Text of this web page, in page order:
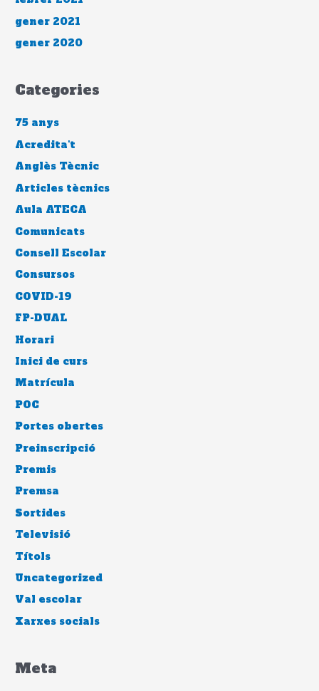
gener 2021
gener 2020
Categories
75 anys
Acredita't
Anglès Tècnic
Articles tècnics
Aula ATECA
Comunicats
Consell Escolar
Consursos
COVID-19
FP-DUAL
Horari
Inici de curs
Matrícula
POC
Portes obertes
Preinscripció
Premis
Premsa
Sortides
Televisió
Títols
Uncategorized
Val escolar
Xarxes socials
Meta